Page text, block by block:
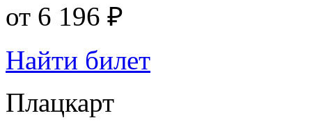
от 6 196 ₽
Найти билет
Плацкарт